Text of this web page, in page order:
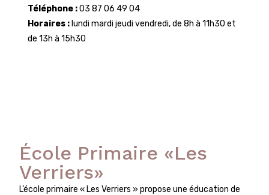
Téléphone :03 87 06 49 04
Horaires : lundi mardi jeudi vendredi, de 8h à 11h30 et
de 13h à 15h30
École Primaire «Les
Verriers»
L’école primaire « Les Verriers » propose une éducation de